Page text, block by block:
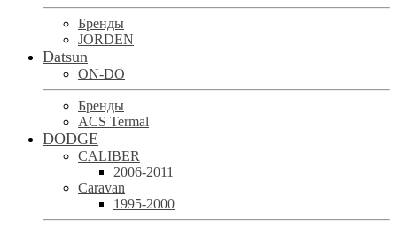
Бренды
JORDEN
Datsun
ON-DO
Бренды
ACS Termal
DODGE
CALIBER
2006-2011
Caravan
1995-2000